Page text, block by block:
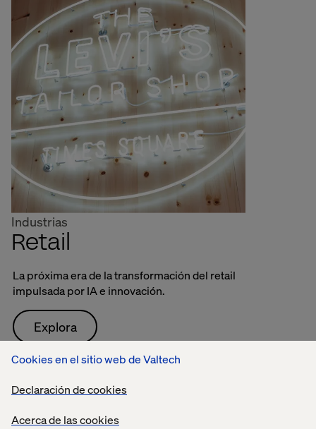
Cookies en el sitio web de Valtech
Declaración de cookies
Acerca de las cookies
Industrias
Retail
La próxima era de la transformación del retail
impulsada por IA e innovación.
Explora